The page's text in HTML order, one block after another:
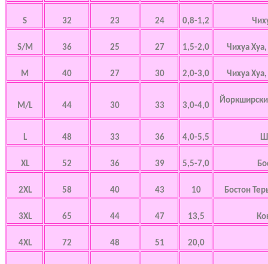
S 32 23 24 0,8-1,2
S/M 36 25 27 1,5-2,0 Чихуа
M 40 27 30 2,0-3,0 Чихуа
M/L 44 30 33 3,0-4,0
L 48 33 36 4,0-5,5
XL 52 36 39 5,5-7,0
2XL 58 40 43 10 Бостон
3XL 65 44 47 13,5
4XL 72 48 51 20,0